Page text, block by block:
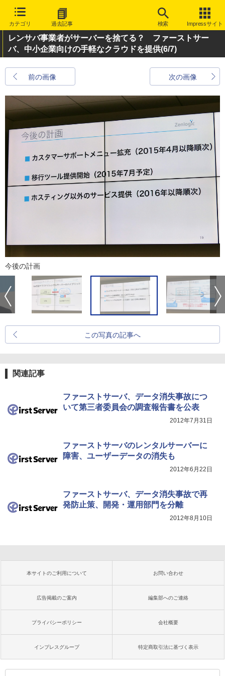
カテゴリ 過去記事 検索 Impressサイト
レンサバ事業者がサーバーを捨てる？ ファーストサー
バ、中小企業向けの手軽なクラウドを提供(6/7)
前の画像 次の画像
今後の計画
この写真の記事へ
関連記事
ファーストサーバ、データ消失事故につ
いて第三者委員会の調査報告書を公表
2012年7月31日
ファーストサーバのレンタルサーバーに
障害、ユーザーデータの消失も
2012年6月22日
ファーストサーバ、データ消失事故で再
発防止策、開発・運用部門を分離
2012年8月10日
本サイトのご利用について お問い合わせ
広告掲載のご案内 編集部へのご連絡
プライバシーポリシー 会社概要
インプレスグループ 特定商取引法に基づく表示